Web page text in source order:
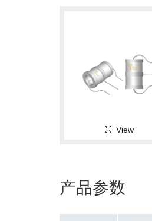
View
产品参数